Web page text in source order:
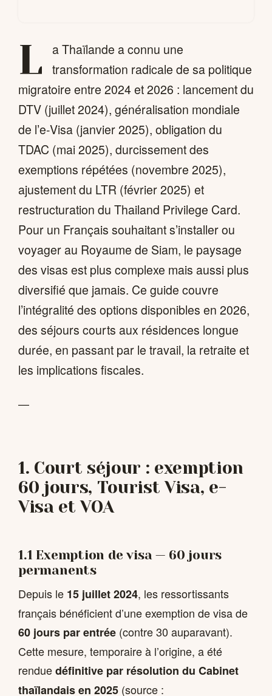
L
a Thaïlande a connu une
transformation radicale de sa politique
migratoire entre 2024 et 2026 : lancement du
DTV (juillet 2024), généralisation mondiale
de l’e-Visa (janvier 2025), obligation du
TDAC (mai 2025), durcissement des
exemptions répétées (novembre 2025),
ajustement du LTR (février 2025) et
restructuration du Thailand Privilege Card.
Pour un Français souhaitant s’installer ou
voyager au Royaume de Siam, le paysage
des visas est plus complexe mais aussi plus
diversifié que jamais. Ce guide couvre
l’intégralité des options disponibles en 2026,
des séjours courts aux résidences longue
durée, en passant par le travail, la retraite et
les implications fiscales.
—
1. Court séjour : exemption
60 jours, Tourist Visa, e-
Visa et VOA
1.1 Exemption de visa — 60 jours
permanents
Depuis le 15 juillet 2024, les ressortissants
français bénéficient d’une exemption de visa de
60 jours par entrée (contre 30 auparavant).
Cette mesure, temporaire à l’origine, a été
renduedéfinitive par résolution du Cabinet
thaïlandais en 2025 (source :